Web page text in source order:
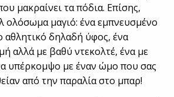
μακραίνει τα πόδια. Επίσης,
ολόσωμα μαγιό: ένα εμπνευσμένο
αθλητικό δηλαδή ύφος, ένα
αλλά με βαθύ ντεκολτέ, ένα με
υπέρκομψο με έναν ώμο που σας
από την παραλία στο μπαρ!